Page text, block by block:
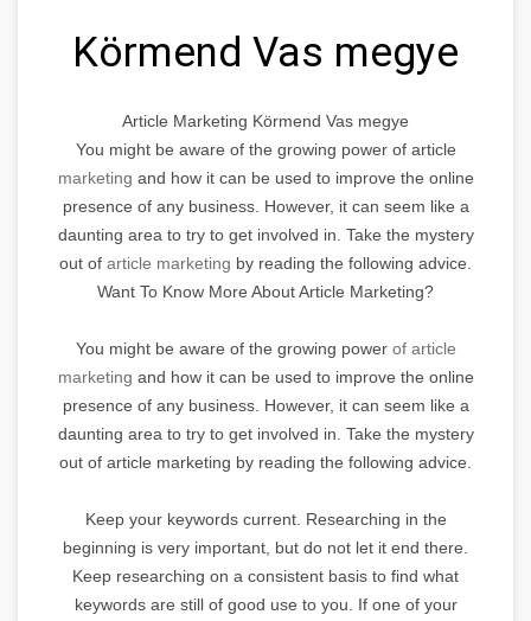
Körmend Vas megye
Article Marketing Körmend Vas megye
You might be aware of the growing power of article
marketing and how it can be used to improve the online
presence of any business. However, it can seem like a
daunting area to try to get involved in. Take the mystery
out of article marketing by reading the following advice.
Want To Know More About Article Marketing?
You might be aware of the growing power of article
marketing and how it can be used to improve the online
presence of any business. However, it can seem like a
daunting area to try to get involved in. Take the mystery
out of article marketing by reading the following advice.
Keep your keywords current. Researching in the
beginning is very important, but do not let it end there.
Keep researching on a consistent basis to find what
keywords are still of good use to you. If one of your